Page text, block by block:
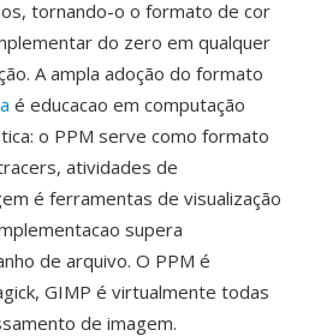
tornando-o o formato de cor
do zero em qualquer
A ampla adoção do formato
é educacao em computação
o PPM serve como formato
atividades de
é ferramentas de visualização
supera
de arquivo. O PPM é
GIMP é virtualmente todas
de imagem.